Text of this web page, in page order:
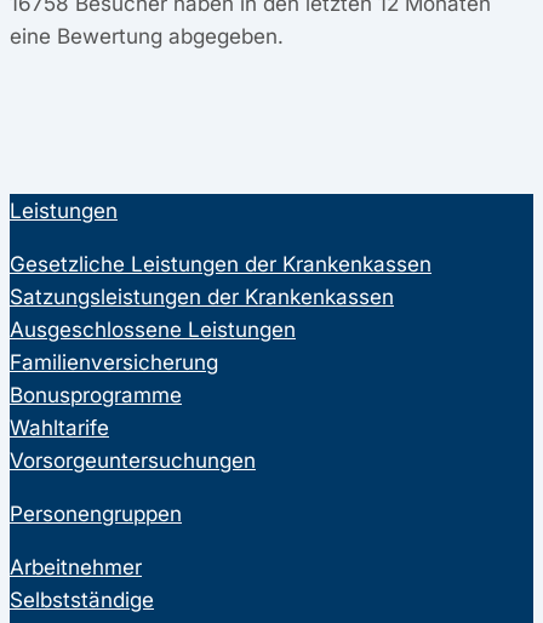
eine Bewertung abgegeben.
Leistungen
Gesetzliche Leistungen der Krankenkassen
Satzungsleistungen der Krankenkassen
Ausgeschlossene Leistungen
Familienversicherung
Bonusprogramme
Wahltarife
Vorsorgeuntersuchungen
Personengruppen
Arbeitnehmer
Selbstständige